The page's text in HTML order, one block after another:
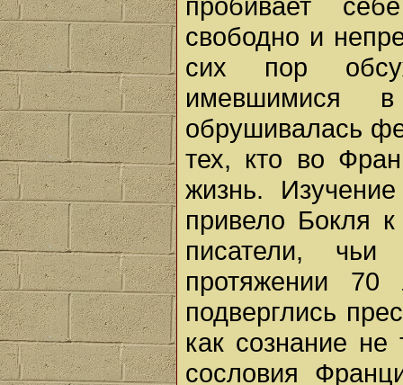
свободно и
сих пор
имевшимися
обрушивалась
тех, кто во
жизнь.
привело Бокля
писатели,
протяжении
подверглись
как сознание не
сословия